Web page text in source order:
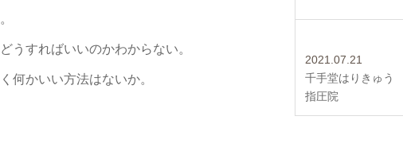
うすればいいのかわからない。
何かいい方法はないか。
2021.07.21
千手堂はりきゅう
指圧院